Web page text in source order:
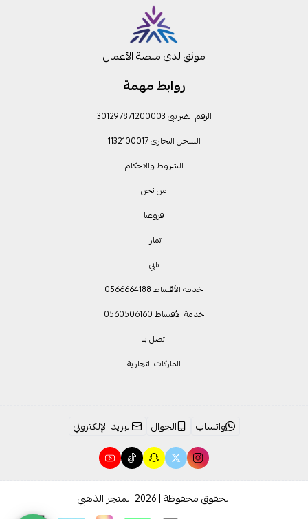
روابط مهمة
الرقم الضريبي 301297871200003
السجل التجاري 1132100017
الشروط والاحكام
من نحن
فروعنا
تمارا
تابي
خدمة الأقساط 0566664188
خدمة الأقساط 0560506160
اتصل بنا
الماركات التجارية
موثق لدى منصة الأعمال
واتساب الجوال البريد الإلكتروني
الحقوق محفوظة | 2026 المتجر الذهبي